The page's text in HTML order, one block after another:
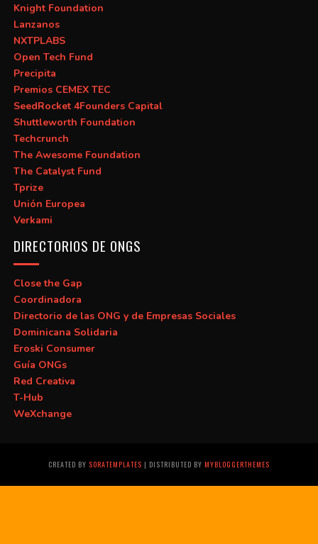
Knight Foundation
Lanzanos
NXTPLABS
Open Tech Fund
Precipita
Premios CEMEX TEC
SeedRocket 4Founders Capital
Shuttleworth Foundation
Techcrunch
The Awesome Foundation
The Catalyst Fund
Tprize
Unión Europea
Verkami
DIRECTORIOS DE ONGS
Close the Gap
Coordinadora
Directorio de las ONG y de Empresas Sociales
Dominicana Solidaria
Eroski Consumer
Guía ONGs
Red Creativa
T-Hub
WeXchange
CREATED BY SORATEMPLATES | DISTRIBUTED BY MYBLOGGERTHEMES